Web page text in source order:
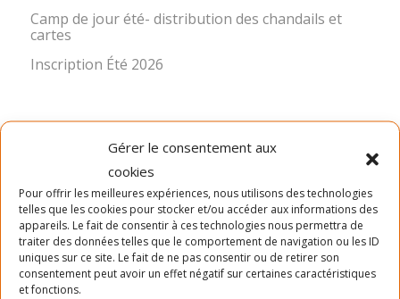
Gérer le consentement aux
cookies
Pour offrir les meilleures expériences, nous utilisons des technologies
telles que les cookies pour stocker et/ou accéder aux informations des
appareils. Le fait de consentir à ces technologies nous permettra de
traiter des données telles que le comportement de navigation ou les ID
uniques sur ce site. Le fait de ne pas consentir ou de retirer son
consentement peut avoir un effet négatif sur certaines caractéristiques
et fonctions.
Camp de jour été- distribution des chandails et
cartes
Inscription Été 2026
LA MISSION
Ancré dans le quartier Rosemont depuis 1966, le Service
des Loisirs Angus-Bourbonnière contribue significative à